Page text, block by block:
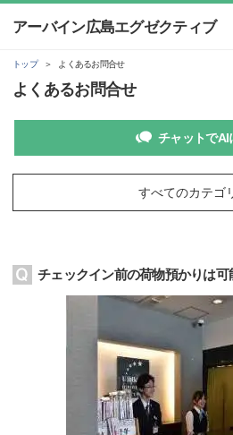
アーバイン広島エグゼクティブ
トップ よくあるお問合せ
よくあるお問合せ
チャットでAI
チェックイン前の荷物預かりは可